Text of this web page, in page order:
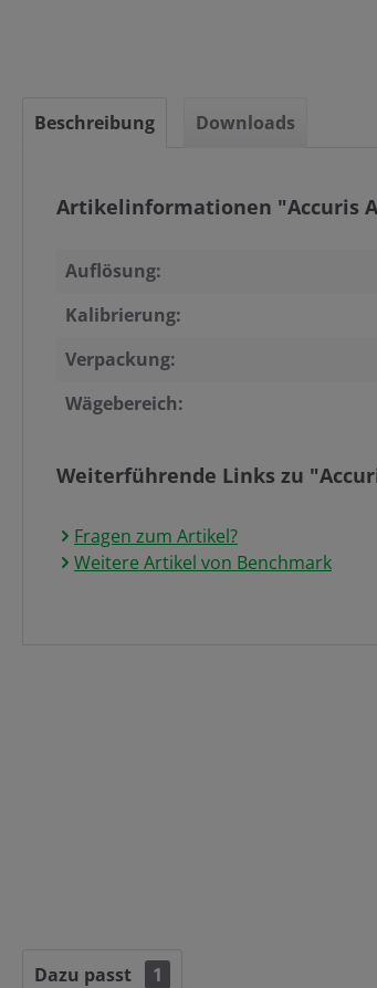
Beschreibung Downloads
Artikelinformationen "Accuris
Auflösung:
Kalibrierung:
Verpackung:
Wägebereich:
Weiterführende Links zu
Fragen zum Artikel?
Weitere Artikel von Benchmark
Dazu passt 1